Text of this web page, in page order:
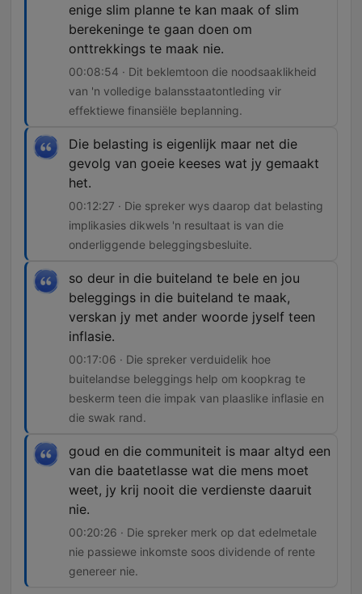
enige slim planne te kan maak of slim
berekeninge te gaan doen om
onttrekkings te maak nie.
00:08:54 · Dit beklemtoon die noodsaaklikheid
van 'n volledige balansstaatontleding vir
effektiewe finansiële beplanning.
Die belasting is eigenlijk maar net die
gevolg van goeie keeses wat jy gemaakt
het.
00:12:27 · Die spreker wys daarop dat belasting
implikasies dikwels 'n resultaat is van die
onderliggende beleggingsbesluite.
so deur in die buiteland te bele en jou
beleggings in die buiteland te maak,
verskan jy met ander woorde jyself teen
inflasie.
00:17:06 · Die spreker verduidelik hoe
buitelandse beleggings help om koopkrag te
beskerm teen die impak van plaaslike inflasie en
die swak rand.
goud en die communiteit is maar altyd een
van die baatetlasse wat die mens moet
weet, jy krij nooit die verdienste daaruit
nie.
00:20:26 · Die spreker merk op dat edelmetale
nie passiewe inkomste soos dividende of rente
genereer nie.